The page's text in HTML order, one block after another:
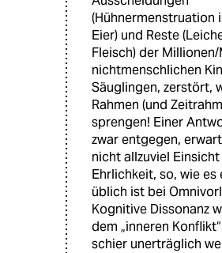
(Hühnermenstruation
Eier) und Reste
Fleisch) der
nichtmenschlichen
Säuglingen, zerstört,
Rahmen (und
sprengen! Einer
zwar entgegen,
nicht allzuviel Einsicht
Ehrlichkeit, so, wie es
üblich ist bei
Kognitive Dissonanz
dem „inneren
schier unerträglich